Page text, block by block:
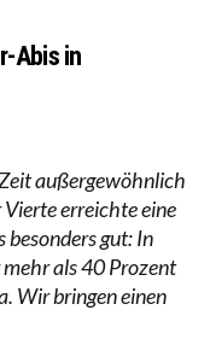
Abis in
außergewöhnlich
erreichte eine
besonders gut: In
als 40 Prozent
Wir bringen einen